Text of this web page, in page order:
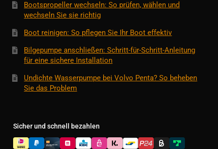
Bootspropeller wechseln: So prüfen, wählen und
wechseln Sie sie richtig
Boot reinigen: So pflegen Sie Ihr Boot effektiv
Bilgepumpe anschließen: Schritt-für-Schritt-Anleitung
für eine sichere Installation
Undichte Wasserpumpe bei Volvo Penta? So beheben
Sie das Problem
Sicher und schnell bezahlen